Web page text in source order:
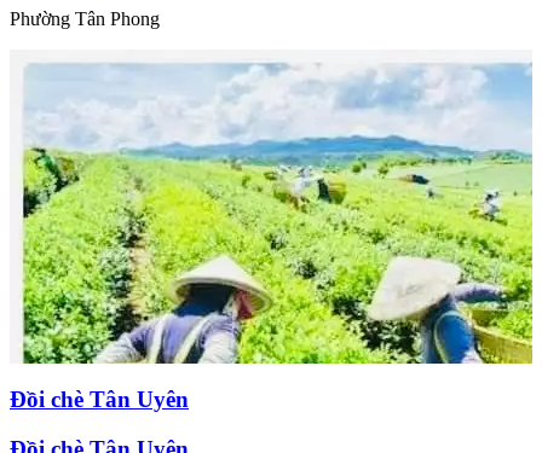
Phường Tân Phong
Đồi chè Tân Uyên